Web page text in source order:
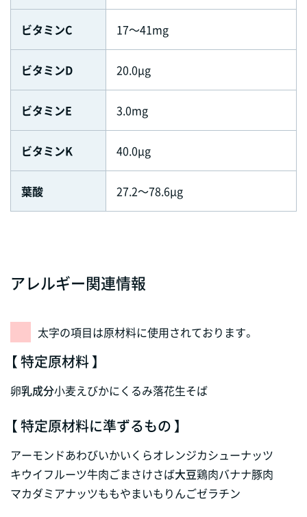
ビタミンC 17～41mg
ビタミンD 20.0μg
ビタミンE 3.0mg
ビタミンK 40.0μg
葉酸 27.2～78.6μg
アレルギー関連情報
太字の項目は原材料に使用されております。
【 特定原材料 】
卵乳成分小麦えびかにくるみ落花生そば
【 特定原材料に準ずるもの 】
アーモンドあわびいかいくらオレンジカシューナッツ
キウイフルーツ牛肉ごまさけさば大豆鶏肉バナナ豚肉
マカダミアナッツももやまいも りんごゼラチン